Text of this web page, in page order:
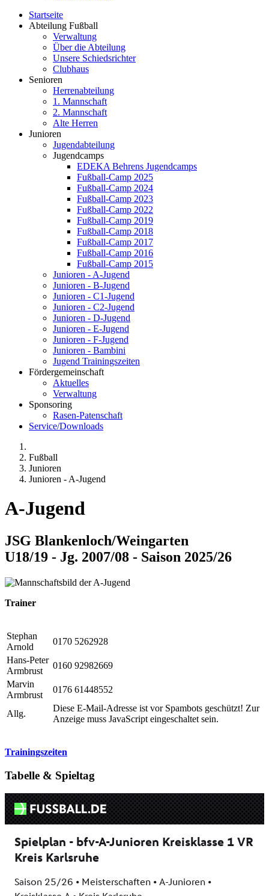
Startseite
Abteilung Fußball
Verwaltung
Über die Abteilung
Unsere Schiedsrichter
Clubhaus
Senioren
Herrenabteilung
1. Mannschaft
2. Mannschaft
Alte Herren
Junioren
Jugendabteilung
Jugendcamps
EDEKA Behrens Jugendcamps
Fußball-Camp 2025
Fußball-Camp 2024
Fußball-Camp 2023
Fußball-Camp 2022
Fußball-Camp 2019
Fußball-Camp 2018
Fußball-Camp 2017
Fußball-Camp 2016
Fußball-Camp 2015
Junioren - A-Jugend
Junioren - B-Jugend
Junioren - C1-Jugend
Junioren - C2-Jugend
Junioren - D-Jugend
Junioren - E-Jugend
Junioren - F-Jugend
Junioren - Bambini
Jugend Trainingszeiten
Fördergemeinschaft
Aktuelles
Verwaltung
Sponsoring
Rasen-Patenschaft
Service/Downloads
Fußball
Junioren
Junioren - A-Jugend
A-Jugend
JSG Blankenloch/Weingarten
U18/19 - Jg. 2007/08 - Saison 2025/26
Trainer
Stephan
Arnold
0170 5262928
Hans-Peter
Armbrust
0160 92982669
Marvin
Armbrust
0176 61448552
Allg.
Diese E-Mail-Adresse ist vor Spambots geschützt! Zur
Anzeige muss JavaScript eingeschaltet sein.
Trainingszeiten
Tabelle & Spieltag